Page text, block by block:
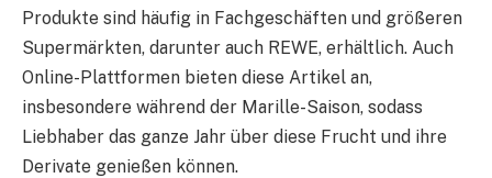
Produkte sind häufig in Fachgeschäften und größeren
Supermärkten, darunter auch REWE, erhältlich. Auch
Online-Plattformen bieten diese Artikel an,
insbesondere während der Marille-Saison, sodass
Liebhaber das ganze Jahr über diese Frucht und ihre
Derivate genießen können.